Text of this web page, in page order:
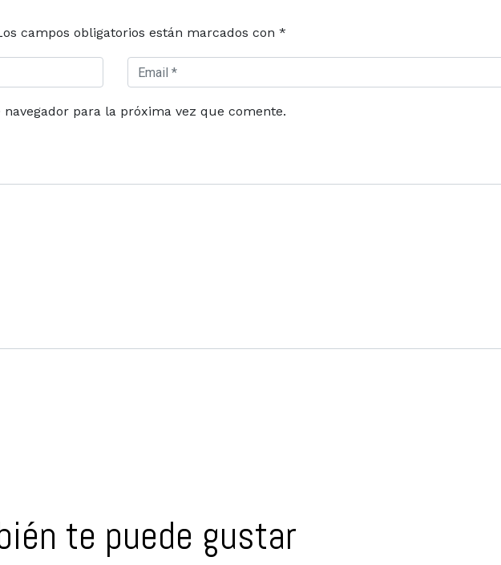
campos obligatorios están marcados con *
para la próxima vez que comente.
te puede gustar